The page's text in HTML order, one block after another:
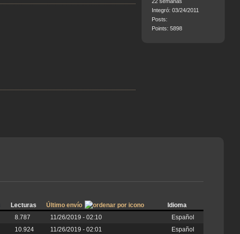
Integró: 03/24/2011
Posts:
Points: 5898
Lecturas Último envío
Idioma
8.787 11/26/2019 - 02:10
Español
10.924 11/26/2019 - 02:01
Español